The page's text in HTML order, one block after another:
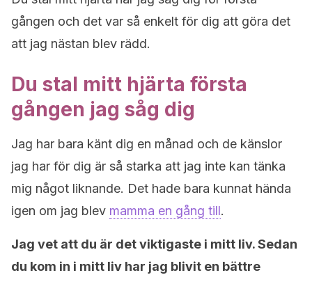
gången och det var så enkelt för dig att göra det
att jag nästan blev rädd.
Du stal mitt hjärta första
gången jag såg dig
Jag har bara känt dig en månad och de känslor
jag har för dig är så starka att jag inte kan tänka
mig något liknande. Det hade bara kunnat hända
igen om jag blev mamma en gång till.
Jag vet att du är det viktigaste i mitt liv. Sedan
du kom in i mitt liv har jag blivit en bättre